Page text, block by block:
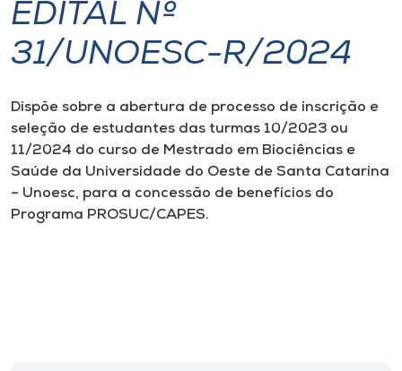
Internacionalização
I.nova
Diplomados
Cultura
CPA
EDITAL Nº
31/UNOESC-R/2024
Dispõe sobre a abertura de processo de inscrição e
seleção de estudantes das turmas 10/2023 ou
11/2024 do curso de Mestrado em Biociências e
Saúde da Universidade do Oeste de Santa Catarina
– Unoesc, para a concessão de benefícios do
Programa PROSUC/CAPES.